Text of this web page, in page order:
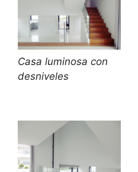
Casa luminosa con
desniveles